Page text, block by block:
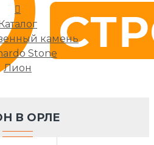
камень
Stone
Лион
В ОРЛЕ